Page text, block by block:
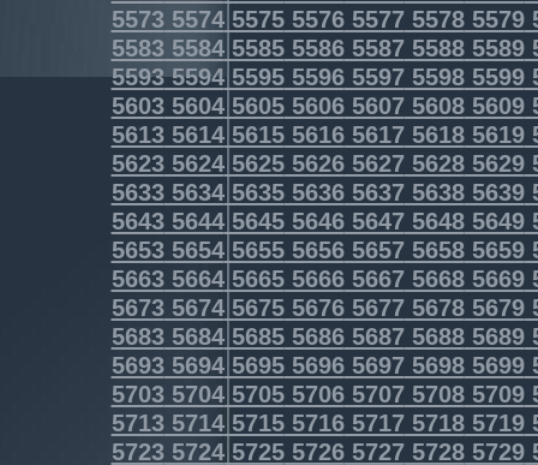
5573557455755576557755785579
5583558455855586558755885589
5593559455955596559755985599
5603560456055606560756085609
5613561456155616561756185619
5623562456255626562756285629
5633563456355636563756385639
5643564456455646564756485649
5653565456555656565756585659
5663566456655666566756685669
5673567456755676567756785679
5683568456855686568756885689
5693569456955696569756985699
5703570457055706570757085709
5713571457155716571757185719
5723572457255726572757285729